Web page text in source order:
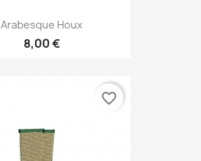
Arabesque Houx
8,00 €
favorite_border